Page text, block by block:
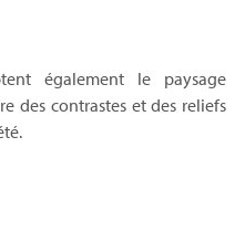
également le paysage
des contrastes et des reliefs